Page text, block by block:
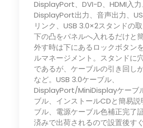
DisplayPort、DVI-D、HDMI入力
DisplayPort出力、音声出力、
リンク、USB 3.0×2スタンドの
下の凸をパネルへ入れるだけと
外す時は下にあるロックボタン
ルマネージメント。スタンドに
であるが、ケーブルの引き回し
など。USB 3.0ケーブル、
DisplayPort/MiniDisplayケーブ
ブル、インストールCDと簡易説
ブル、電源ケーブル色補正完了
済みで出荷されるので設置後す